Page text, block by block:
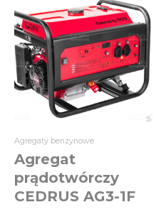
Agregaty benzynowe
Agregat
prądotwórczy
CEDRUS AG3-1F